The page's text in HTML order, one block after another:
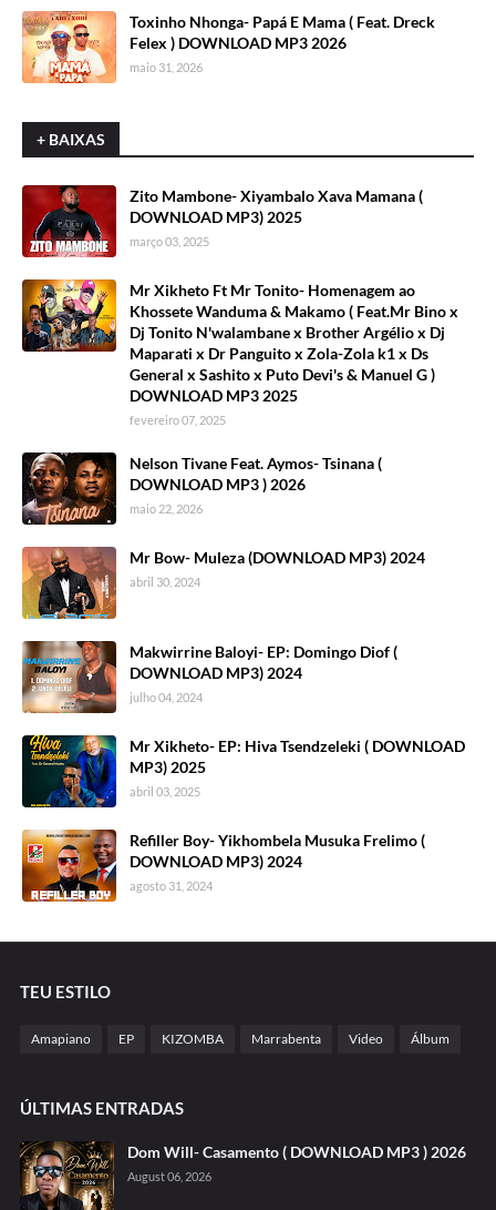
Toxinho Nhonga- Papá E Mama ( Feat. Dreck
Felex ) DOWNLOAD MP3 2026
maio 31, 2026
+ BAIXAS
Zito Mambone- Xiyambalo Xava Mamana (
DOWNLOAD MP3) 2025
março 03, 2025
Mr Xikheto Ft Mr Tonito- Homenagem ao
Khossete Wanduma & Makamo ( Feat.Mr Bino x
Dj Tonito N'walambane x Brother Argélio x Dj
Maparati x Dr Panguito x Zola-Zola k1 x Ds
General x Sashito x Puto Devi's & Manuel G )
DOWNLOAD MP3 2025
fevereiro 07, 2025
Nelson Tivane Feat. Aymos- Tsinana (
DOWNLOAD MP3 ) 2026
maio 22, 2026
Mr Bow- Muleza (DOWNLOAD MP3) 2024
abril 30, 2024
Makwirrine Baloyi- EP: Domingo Diof (
DOWNLOAD MP3) 2024
julho 04, 2024
Mr Xikheto- EP: Hiva Tsendzeleki ( DOWNLOAD
MP3) 2025
abril 03, 2025
Refiller Boy- Yikhombela Musuka Frelimo (
DOWNLOAD MP3) 2024
agosto 31, 2024
TEU ESTILO
Amapiano EP KIZOMBA Marrabenta Video Álbum
ÚLTIMAS ENTRADAS
Dom Will- Casamento ( DOWNLOAD MP3 ) 2026
August 06, 2026